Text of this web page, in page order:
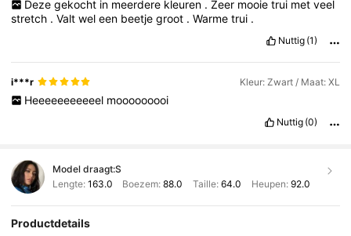
Deze gekocht in meerdere kleuren . Zeer mooie trui met veel
stretch .Valtweleen beetjegroot .Warmetrui .
Nuttig (1)
i***r Kleur: Zwart / Maat: XL
Heeeeeeeeeeel mooooooooi
Nuttig (0)
Model draagt:S
Lengte: 163.0 Boezem:88.0 Taille: 64.0 Heupen: 92.0
Productdetails